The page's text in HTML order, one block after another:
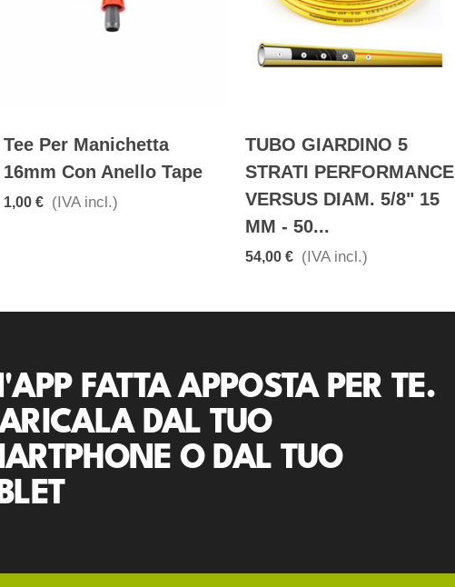
Tee Per Manichetta
16mm Con Anello Tape
1,00 € (IVA incl.)
TUBO GIARDINO 5
STRATI PERFORMANCE
VERSUS DIAM. 5/8" 15
MM - 50...
54,00 € (IVA incl.)
FATTA APPOSTA PER TE.
DAL TUO
O DAL TUO